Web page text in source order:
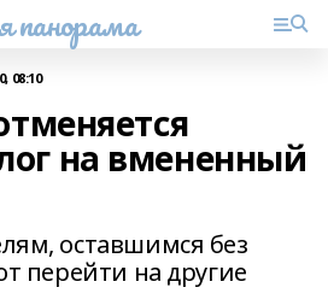
панорама
08:10
на вмененный
оставшимся без
перейти на другие